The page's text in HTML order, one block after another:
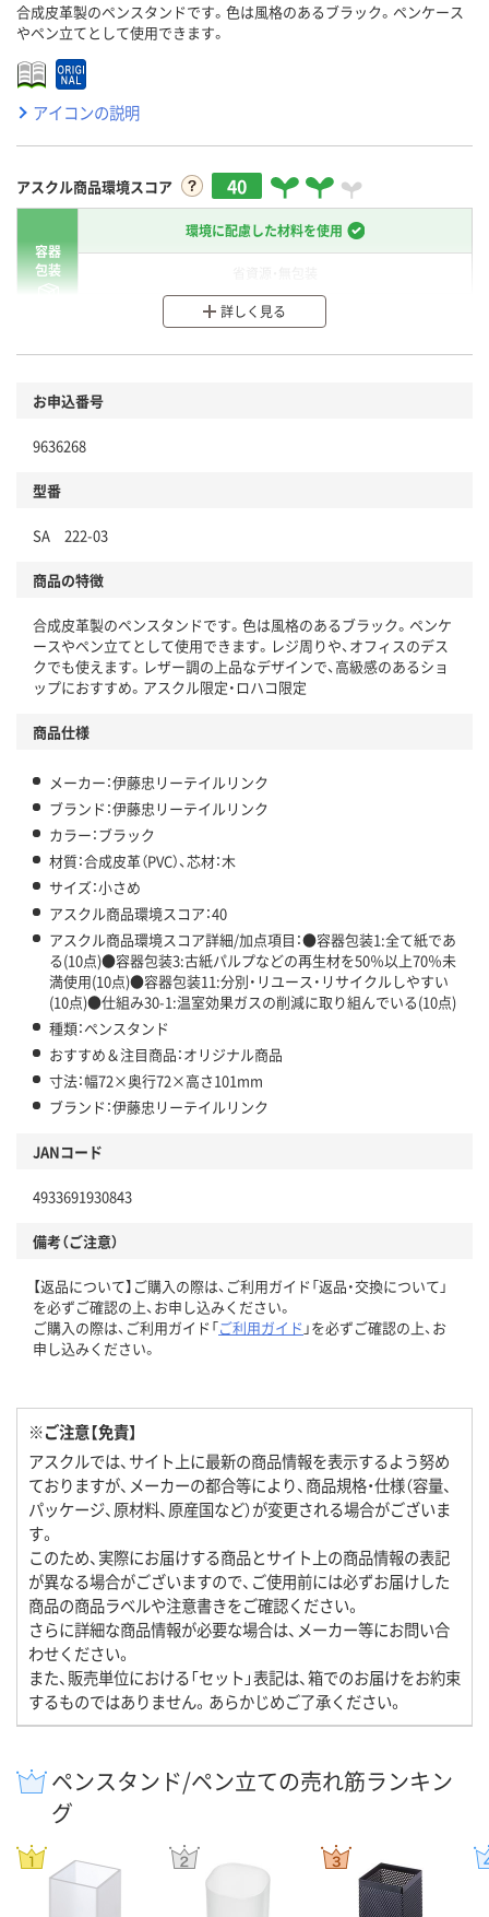
合成皮革製のペンスタンドです。色は風格のあるブラック。ペンケース
やペン立てとして使用できます。
アイコンの説明
アスクル商品環境スコア 40
容器
包装
環境に配慮した材料を使用
分別・リサイクルしやすい設計
商品
本体
仕組
この商品の環境配慮ポイントです。下記商品詳細「
アスクル商品環境スコア詳細／加点項目
」で確認できます。
詳しく見る
お申込番号
9636268
型番
SA 222-03
商品の特徴
合成皮革製のペンスタンドです。色は風格のあるブラック。ペンケ
ースやペン立てとして使用できます。レジ周りや、オフィスのデス
クでも使えます。レザー調の上品なデザインで、高級感のあるショ
ップにおすすめ。アスクル限定・ロハコ限定
商品仕様
メーカー：伊藤忠リーテイルリンク
ブランド：伊藤忠リーテイルリンク
カラー：ブラック
材質：合成皮革（PVC）、芯材：木
サイズ：小さめ
アスクル商品環境スコア：40
アスクル商品環境スコア詳細/加点項目：●容器包装1:全て紙であ
る(10点)●容器包装3:古紙パルプなどの再生材を50％以上70％未
満使用(10点)●容器包装11:分別・リユース・リサイクルしやすい
(10点)●仕組み30-1:温室効果ガスの削減に取り組んでいる(10点)
種類：ペンスタンド
おすすめ＆注目商品：オリジナル商品
寸法：幅72×奥行72×高さ101mm
ブランド：伊藤忠リーテイルリンク
JANコード
4933691930843
備考（ご注意）
【返品について】ご購入の際は、ご利用ガイド「返品・交換について」
を必ずご確認の上、お申し込みください。
ご購入の際は、ご利用ガイド「ご利用ガイド 」を必ずご確認の上、お
申し込みください。
※ご注意【免責】
アスクルでは、サイト上に最新の商品情報を表示するよう努め
ておりますが、メーカーの都合等により、商品規格・仕様（容量、
パッケージ、原材料、原産国など）が変更される場合がございま
す。
このため、実際にお届けする商品とサイト上の商品情報の表記
が異なる場合がございますので、ご使用前には必ずお届けした
商品の商品ラベルや注意書きをご確認ください。
さらに詳細な商品情報が必要な場合は、メーカー等にお問い合
わせください。
また、販売単位における「セット」表記は、箱でのお届けをお約束
するものではありません。あらかじめご了承ください。
ペンスタンド/ペン立ての売れ筋ランキン
グ